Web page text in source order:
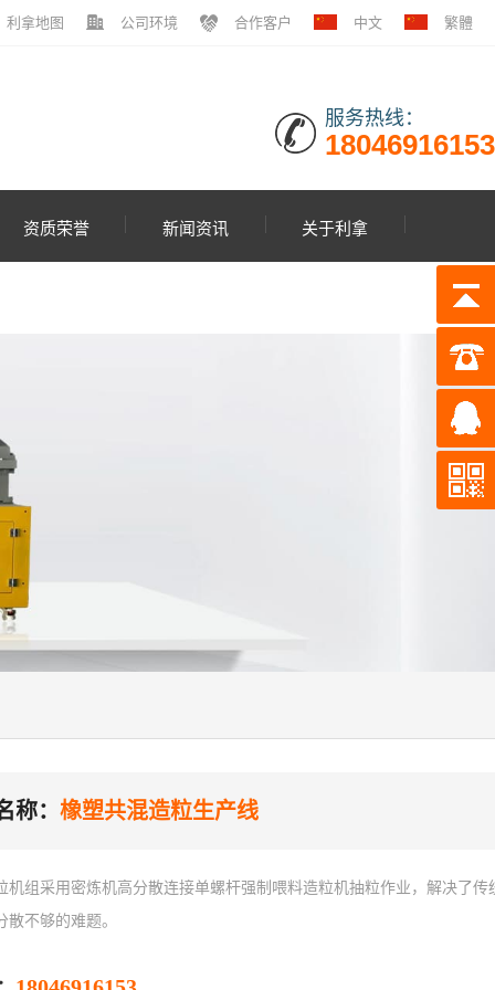
利拿地图 公司环境 合作客户 中文 繁體
服务热线：
18046916153
资质荣誉 新闻资讯 关于利拿
称： 橡塑共混造粒生产线
机组采用密炼机高分散连接单螺杆强制喂料造粒机抽粒作业，解决了传
散不够的难题。